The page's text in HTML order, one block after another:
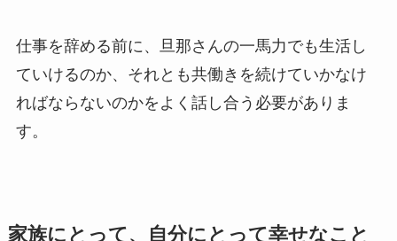
仕事を辞める前に、旦那さんの一馬力でも生活し
ていけるのか、それとも共働きを続けていかなけ
ればならないのかをよく話し合う必要がありま
す。
家族にとって、自分にとって幸せなこと